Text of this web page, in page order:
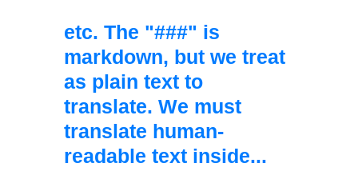
etc. The "###" is
markdown, but we treat
as plain text to
translate. We must
translate human-
readable text inside...